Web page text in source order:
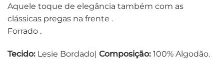
Aquele toque de elegância também com as
clássicas pregas na frente .
Forrado .
Tecido: Lesie Bordado| Composição: 100% Algodão.